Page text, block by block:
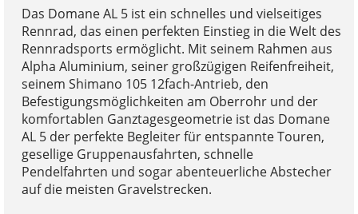
Das Domane AL 5 ist ein schnelles und vielseitiges
Rennrad, das einen perfekten Einstieg in die Welt des
Rennradsports ermöglicht. Mit seinem Rahmen aus
Alpha Aluminium, seiner großzügigen Reifenfreiheit,
seinem Shimano 105 12fach-Antrieb, den
Befestigungsmöglichkeiten am Oberrohr und der
komfortablen Ganztagesgeometrie ist das Domane
AL 5 der perfekte Begleiter für entspannte Touren,
gesellige Gruppenausfahrten, schnelle
Pendelfahrten und sogar abenteuerliche Abstecher
auf die meisten Gravelstrecken.